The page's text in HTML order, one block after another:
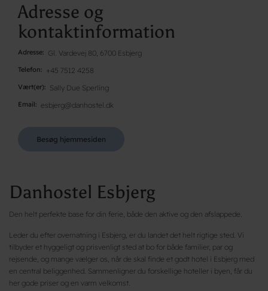
Adresse og
kontaktinformation
Adresse Gl. Vardevej 80, 6700 Esbjerg
Telefon +45 7512 4258
Vært(er) Sally Due Sperling
Email esbjerg@danhostel.dk
Besøg hjemmesiden
Danhostel Esbjerg
Den helt perfekte base for din ferie, både den aktive og den afslappede.
Leder du efter overnatning i Esbjerg, er du landet det helt rigtige sted. Vi
tilbyder et hyggeligt og prisvenligt sted at bo for både familier, par og
rejsende, og mange vælger os, når de skal finde et godt hotel i Esbjerg med
en central beliggenhed. Sammenligner du forskellige hoteller i byen, får du
her gode priser og en varm velkomst.